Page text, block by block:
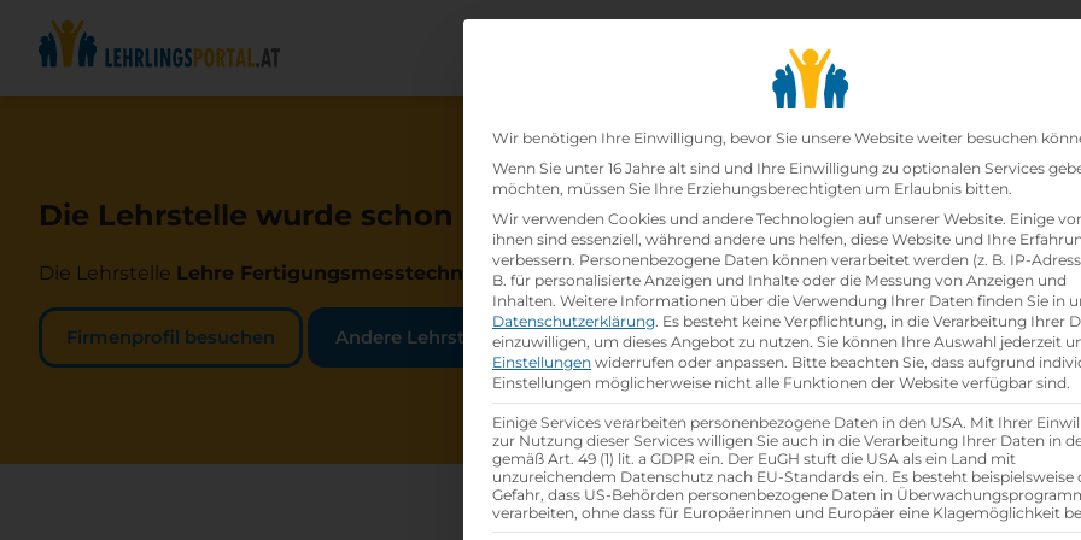
Lehrbetriebesearch
Die Lehrstelle wurde schon besetzt!
Die Lehrstelle Lehre Fertigungsmesstechnik - Produktmessung (m/w/d) - 2024beiTRUMPF
Firmenprofil besuchen Andere Lehrstelle suchen
Datenschutz-
Wir benötigen Ihre Einwilligung, bevor Sie unsere Website weiter besuchen
Wenn Sie unter 16 Jahre alt sind und Ihre Einwilligung zu optionalen Services
möchten, müssen Sie Ihre Erziehungsberechtigten um Erlaubnis bitten.
Wir verwenden Cookies und andere Technologien auf unserer Website. Einige
ihnen sind essenziell, während andere uns helfen, diese Website und Ihre
verbessern. Personenbezogene Daten können verarbeitet werden (z. B. IP-
B. für personalisierte Anzeigen und Inhalte oder die Messung von Anzeigen und
Inhalten. Weitere Informationen über die Verwendung Ihrer Daten finden Sie in
Datenschutzerklärung. Es besteht keine Verpflichtung, in die Verarbeitung Ihrer
einzuwilligen, um dieses Angebot zu nutzen. Sie können Ihre Auswahl jederzeit
Einstellungen widerrufen oder anpassen. Bitte beachten Sie, dass aufgrund
Einstellungen möglicherweise nicht alle Funktionen der Website verfügbar sind.
Einige Services verarbeiten personenbezogene Daten in den USA. Mit Ihrer
zur Nutzung dieser Services willigen Sie auch in die Verarbeitung Ihrer Daten in
gemäß Art. 49 (1) lit. a GDPR ein. Der EuGH stuft die USA als ein Land mit
unzureichendem Datenschutz nach EU-Standards ein. Es besteht beispielsweise
Gefahr, dass US-Behörden personenbezogene Daten in
verarbeiten, ohne dass für Europäerinnen und Europäer eine Klagemöglichkeit